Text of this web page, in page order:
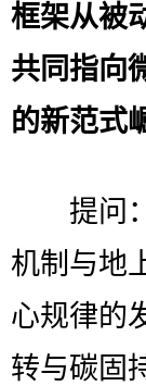
框架从被
共同指向
的新范式
提问：
机制与地
心规律的
转与碳固